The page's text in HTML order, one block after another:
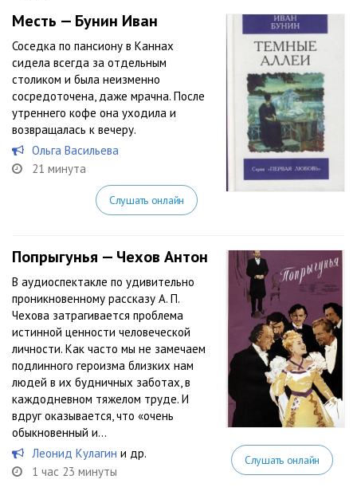
Месть — Бунин Иван
Соседка по пансиону в Каннах
сидела всегда за отдельным
столиком и была неизменно
сосредоточена, даже мрачна. После
утреннего кофе она уходила и
возвращалась к вечеру.
Ольга Васильева
21 минута
Слушать онлайн
Попрыгунья — Чехов Антон
В аудиоспектакле по удивительно
проникновенному рассказу А. П.
Чехова затрагивается проблема
истинной ценности человеческой
личности. Как часто мы не замечаем
подлинного героизма близких нам
людей в их будничных заботах, в
каждодневном тяжелом труде. И
вдруг оказывается, что «очень
обыкновенный и...
Леонид Кулагин и др.
1 час 23 минуты
Слушать онлайн